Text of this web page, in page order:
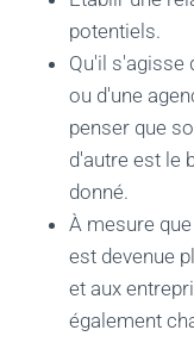
potentiels.
Qu'il s'agisse
ou d'une
penser que
d'autre est le
donné.
À mesure
est devenue
et aux
également